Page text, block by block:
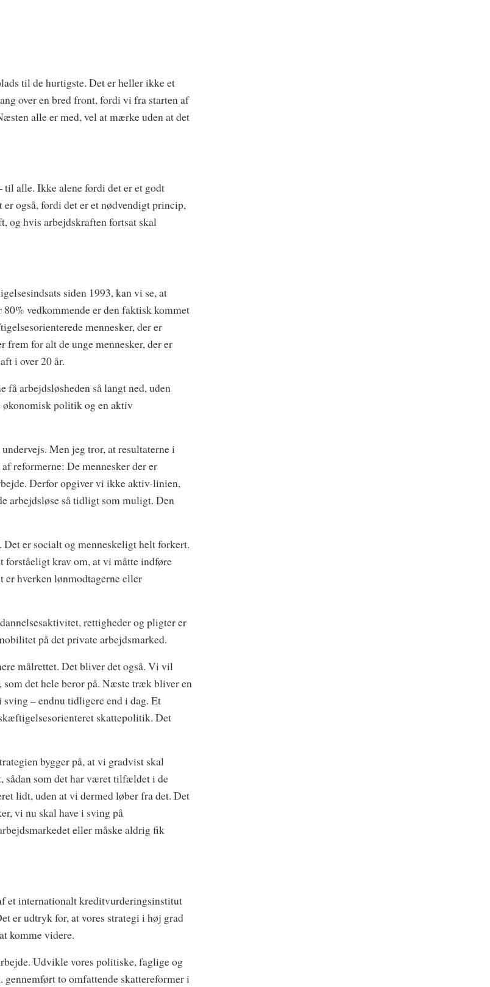
til de hurtigste. Det er heller ikke et
over en bred front, fordi vi fra starten af
alle er med, vel at mærke uden at det
alle. Ikke alene fordi det er et godt
også, fordi det er et nødvendigt princip,
og hvis arbejdskraften fortsat skal
siden 1993, kan vi se, at
vedkommende er den faktisk kommet
mennesker, der er
frem for alt de unge mennesker, der er
i over 20 år.
få arbejdsløsheden så langt ned, uden
økonomisk politik og en aktiv
Men jeg tror, at resultaterne i
reformerne: De mennesker der er
Derfor opgiver vi ikke aktiv-linien,
arbejdsløse så tidligt som muligt. Den
er socialt og menneskeligt helt forkert.
krav om, at vi måtte indføre
er hverken lønmodtagerne eller
rettigheder og pligter er
på det private arbejdsmarked.
målrettet. Det bliver det også. Vi vil
det hele beror på. Næste træk bliver en
– endnu tidligere end i dag. Et
skattepolitik. Det
bygger på, at vi gradvist skal
sådan som det har været tilfældet i de
lidt, uden at vi dermed løber fra det. Det
vi nu skal have i sving på
eller måske aldrig fik
et internationalt kreditvurderingsinstitut
er udtryk for, at vores strategi i høj grad
komme videre.
Udvikle vores politiske, faglige og
to omfattende skattereformer i